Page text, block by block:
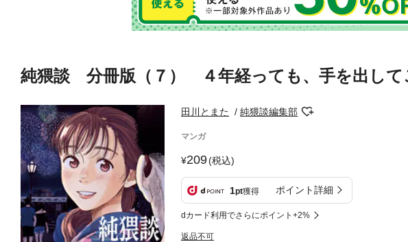
純猥談 分冊版（７） ４年経っても、手を出して
田川とまた 純猥談編集部
マンガ
209(税込)
1pt獲得 ポイント詳細
dカード利用でさらにポイント+2%
返品不可